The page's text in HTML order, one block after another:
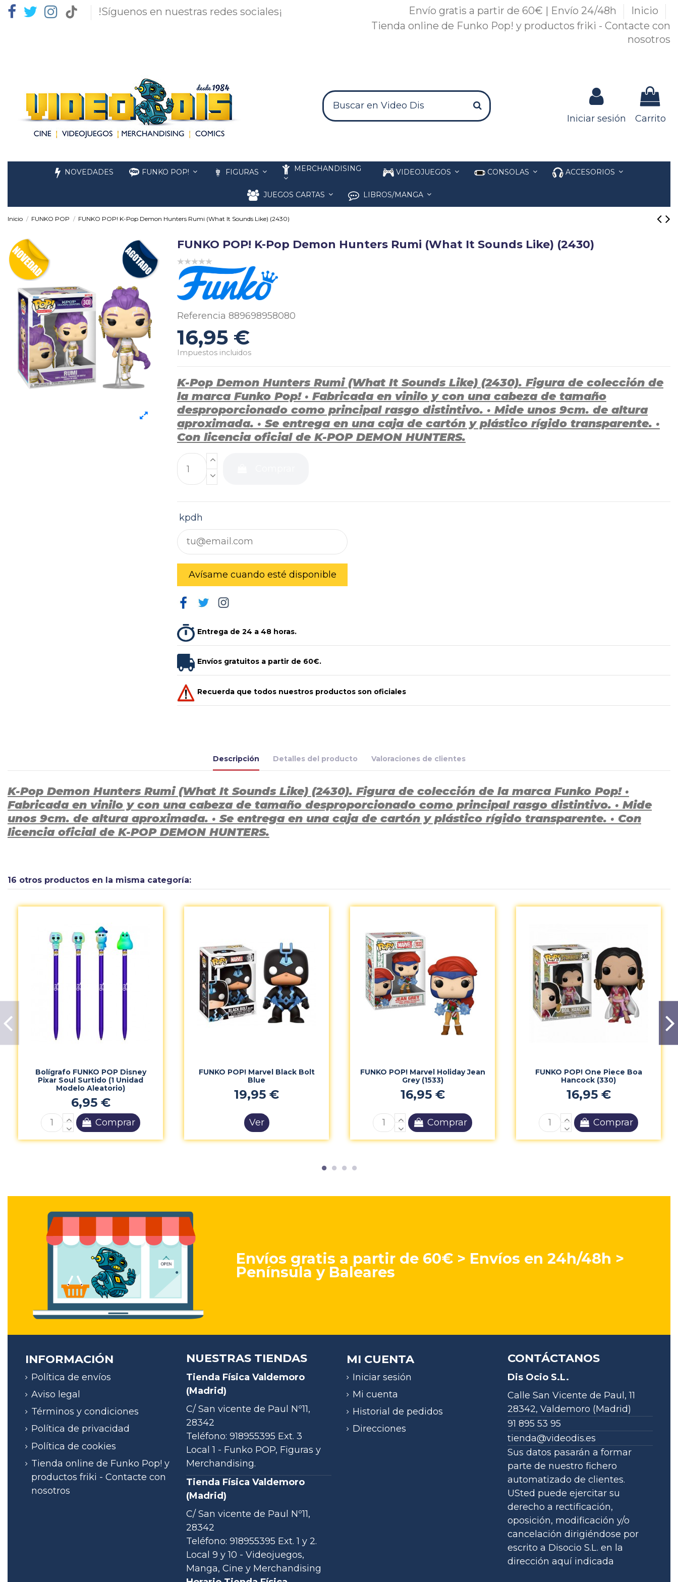
!Síguenos en nuestras redes sociales¡ Envío gratis a partir de 60€ | Envío 24/48h
Inicio
Tienda online de Funko Pop! y productos friki - Contacte con
nosotros
Iniciar sesión Carrito
NOVEDADES FUNKO POP! FIGURAS MERCHANDISING VIDEOJUEGOS CONSOLAS ACCESORIOS
JUEGOS CARTAS LIBROS/MANGA
Inicio FUNKO POP FUNKO POP! K-Pop Demon Hunters Rumi (What It Sounds Like) (2430)
FUNKO POP! K-Pop Demon Hunters Rumi (What It Sounds Like) (2430)
Referencia 889698958080
16,95 €
Impuestos incluidos
K-Pop Demon Hunters Rumi (What It Sounds Like) (2430). Figura de colección de
la marca Funko Pop! · Fabricada en vinilo y con una cabeza de tamaño
desproporcionado como principal rasgo distintivo. · Mide unos 9cm. de altura
aproximada. · Se entrega en una caja de cartón y plástico rígido transparente. ·
Con licencia oficial de K-POP DEMON HUNTERS.
kpdh
Entrega de 24 a 48 horas.
Envíos gratuitos a partir de 60€.
Recuerda que todos nuestros productos son oficiales
Descripción Detalles del producto Valoraciones de clientes
K-Pop Demon Hunters Rumi (What It Sounds Like) (2430). Figura de colección de la marca Funko Pop! ·
Fabricada en vinilo y con una cabeza de tamaño desproporcionado como principal rasgo distintivo. · Mide
unos 9cm. de altura aproximada. · Se entrega en una caja de cartón y plástico rígido transparente. · Con
licencia oficial de K-POP DEMON HUNTERS.
16 otros productos en la misma categoría:
Bolígrafo FUNKO POP Disney
Pixar Soul Surtido (1 Unidad
Modelo Aleatorio)
6,95 €
Comprar
FUNKO POP! Marvel Black Bolt
Blue
19,95 €
Ver
FUNKO POP! Marvel Holiday Jean
Grey (1533)
16,95 €
Comprar
FUNKO POP! One Piece Boa
Hancock (330)
16,95 €
Comprar
Envíos gratis a partir de 60€ > Envíos en 24h/48h >
Península y Baleares
INFORMACIÓN
Política de envíos
Aviso legal
Términos y condiciones
Política de privacidad
Política de cookies
Tienda online de Funko Pop! y
productos friki - Contacte con
nosotros
NUESTRAS TIENDAS
Tienda Física Valdemoro
(Madrid)
C/ San vicente de Paul Nº11,
28342
Teléfono: 918955395 Ext. 3
Local 1 - Funko POP, Figuras y
Merchandising.
Tienda Física Valdemoro
(Madrid)
C/ San vicente de Paul Nº11,
28342
Teléfono: 918955395 Ext. 1 y 2.
Local 9 y 10 - Videojuegos,
Manga, Cine y Merchandising
MI CUENTA
Iniciar sesión
Mi cuenta
Historial de pedidos
Direcciones
CONTÁCTANOS
Dis Ocio S.L.
Calle San Vicente de Paul, 11
28342, Valdemoro (Madrid)
91 895 53 95
tienda@videodis.es
Sus datos pasarán a formar
parte de nuestro fichero
automatizado de clientes.
USted puede ejercitar su
derecho a rectificación,
oposición, modificación y/o
cancelación dirigiéndose por
escrito a Disocio S.L. en la
dirección aquí indicada